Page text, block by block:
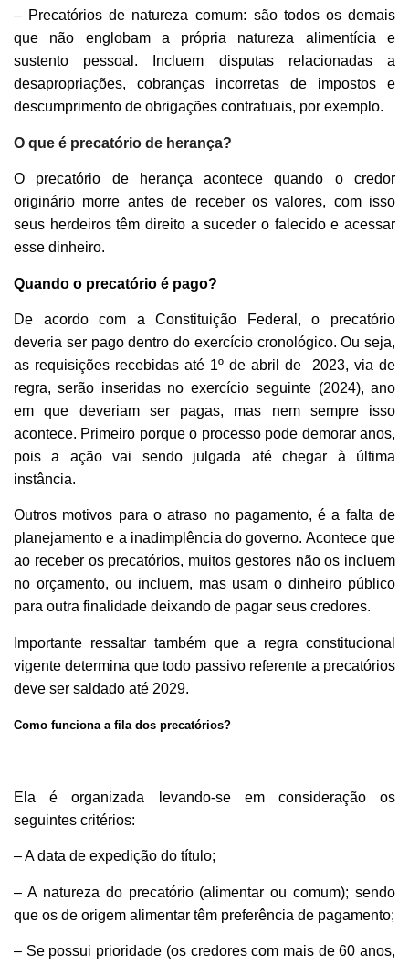
– Precatórios de natureza comum: são todos os demais
que não englobam a própria natureza alimentícia e
sustento pessoal. Incluem disputas relacionadas a
desapropriações, cobranças incorretas de impostos e
descumprimento de obrigações contratuais, por exemplo.
O que é precatório de herança?
O precatório de herança acontece quando o credor
originário morre antes de receber os valores, com isso
seus herdeiros têm direito a suceder o falecido e acessar
esse dinheiro.
Quando o precatório é pago?
De acordo com a Constituição Federal, o precatório
deveria ser pago dentro do exercício cronológico. Ou seja,
as requisições recebidas até 1º de abril de 2023, via de
regra, serão inseridas no exercício seguinte (2024), ano
em que deveriam ser pagas, mas nem sempre isso
acontece. Primeiro porque o processo pode demorar anos,
pois a ação vai sendo julgada até chegar à última
instância.
Outros motivos para o atraso no pagamento, é a falta de
planejamento e a inadimplência do governo. Acontece que
ao receber os precatórios, muitos gestores não os incluem
no orçamento, ou incluem, mas usam o dinheiro público
para outra finalidade deixando de pagar seus credores.
Importante ressaltar também que a regra constitucional
vigente determina que todo passivo referente a precatórios
deve ser saldado até 2029.
Como funciona a fila dos precatórios?
Ela é organizada levando-se em consideração os
seguintes critérios:
– A data de expedição do título;
– A natureza do precatório (alimentar ou comum); sendo
que os de origem alimentar têm preferência de pagamento;
– Se possui prioridade (os credores com mais de 60 anos,